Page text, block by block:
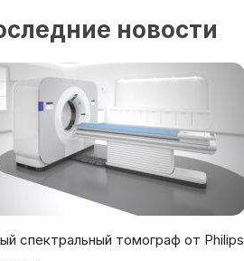
новости
спектральный томограф от Philips